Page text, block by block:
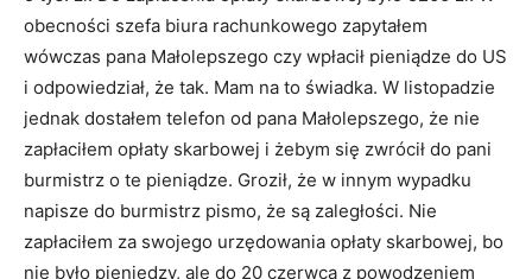
obecności szefa biura rachunkowego zapytałem
wówczas pana Małolepszego czy wpłacił pieniądze do US
i odpowiedział, że tak. Mam na to świadka. W listopadzie
jednak dostałem telefon od pana Małolepszego, że nie
zapłaciłem opłaty skarbowej i żebym się zwrócił do pani
burmistrz o te pieniądze. Groził, że w innym wypadku
napisze do burmistrz pismo, że są zaległości. Nie
zapłaciłem za swojego urzędowania opłaty skarbowej, bo
nie było pieniędzy, ale do 20 czerwca z powodzeniem